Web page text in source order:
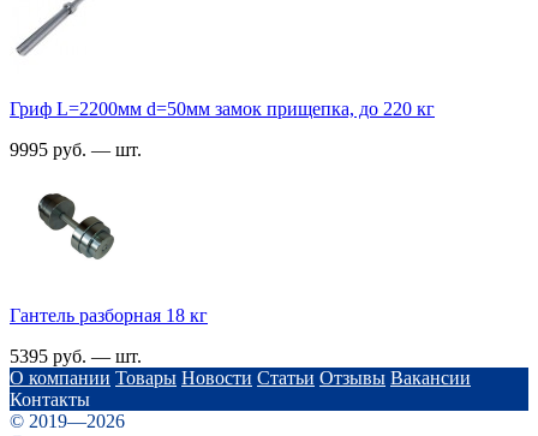
Гриф L=2200мм d=50мм замок прищепка, до 220 кг
9995 руб. — шт.
Гантель разборная 18 кг
5395 руб. — шт.
О компании Товары Новости Статьи Отзывы Вакансии
Контакты
© 2019—2026